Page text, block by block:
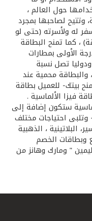
حول العالم ،
وتتيح لصاحبها بمجرد
له ولأسرته (حتى لو
، كما تمنح البطاقة
الأولى بمطارات
تصل نسبة
والبطاقة محمية عند
بيتك- للعميل بطاقة
فيزا الألماسية .
ستكون إضافة إلى
احتياجات مختلف
البلاتينية ، الذهبية
وبطاقات الخصم
" ومارك وهانز من